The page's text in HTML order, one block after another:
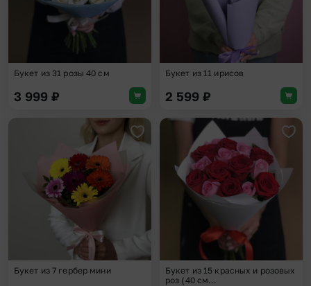
Букет из 31 розы 40 см
3 999 ₽
Букет из 11 ирисов
2 599 ₽
Добавить в избранное
Букет из 7 гербер мини
Букет из 15 красных и розовых
роз (40 см...